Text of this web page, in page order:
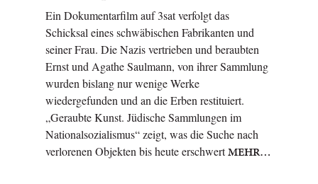
Ein Dokumentarfilm auf 3sat verfolgt das
Schicksal eines schwäbischen Fabrikanten und
seiner Frau. Die Nazis vertrieben und beraubten
Ernst und Agathe Saulmann, von ihrer Sammlung
wurden bislang nur wenige Werke
wiedergefunden und an die Erben restituiert.
„Geraubte Kunst. Jüdische Sammlungen im
Nationalsozialismus“ zeigt, was die Suche nach
verlorenen Objekten bis heute erschwertMEHR…